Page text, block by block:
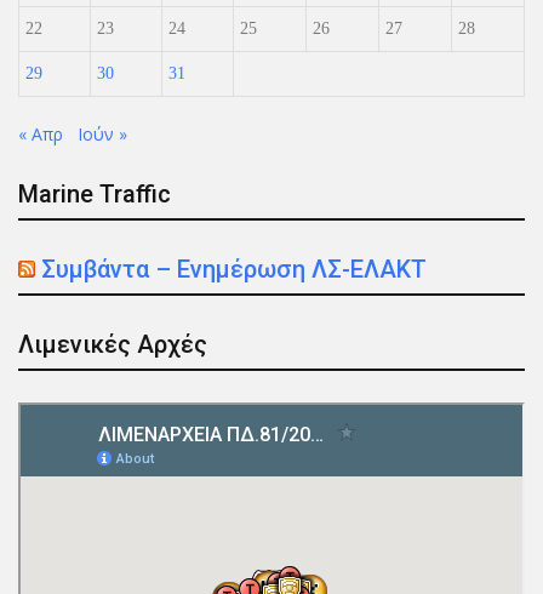
22 23 24 25 26 27 28
29 30 31
« Απρ Ιούν »
Marine Traffic
Συμβάντα – Ενημέρωση ΛΣ-ΕΛΑΚΤ
Λιμενικές Αρχές